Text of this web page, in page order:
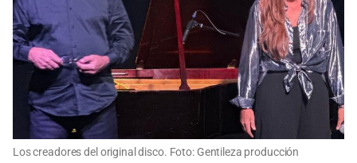
Los creadores del original disco. Foto: Gentileza producción